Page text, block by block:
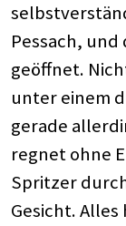
Pessach,
geöffnet.
unter einem
gerade
regnet ohne
Spritzer
Gesicht.